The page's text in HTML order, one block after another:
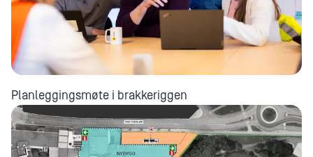
Planleggingsmøte i brakkeriggen